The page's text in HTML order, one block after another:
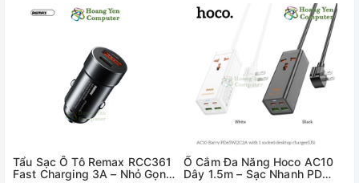
nhìn thấy ổ cắm điện đã được bật hay chưa
✅ Đi kèm với 2 cổng USB và 4 cổng Type C hỗ trợ PD30W
Tẩu Sạc Ô Tô Remax RCC361
Fast Charging 3A – Nhỏ Gọn,
Ổ Cắm Đa Năng Hoco AC10
Dây 1.5m – Sạc Nhanh PD